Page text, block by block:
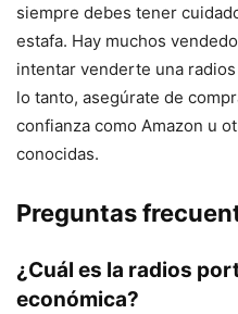
siempre debes tener
estafa. Hay muchos
intentar venderte una
lo tanto, asegúrate de
confianza como Amazon u
conocidas.
Preguntas
¿Cuál es la radios
económica?